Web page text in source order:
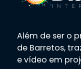
Além de ser o
de Barretos,
e vídeo em